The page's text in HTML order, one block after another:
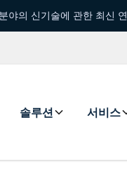
야의 신기술에 관한 최신
솔루션 서비스